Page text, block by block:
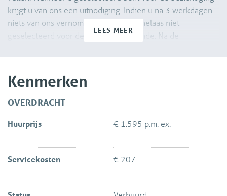
krijgt u van ons een uitnodiging. Indien u na 3 werkdagen
niets van ons vernomen heeft bent u helaas niet
geselecteerd voor de bezichtigingsronde. Na de
weten of u daadwerkelijk interesse heeft om de woning te
huren. Wij zullen uw verzoek aan de verhuurder
voorleggen.
balkon en eigen berging in de onderbouw, gelegen in de
opzichte van het winkelcentrum 'In de Hoven' en het
openbaar vervoer. Er is een goede aansluiting met de
LEES MEER
Kenmerken
OVERDRACHT
Huurprijs € 1.595 p.m. ex.
Servicekosten € 207